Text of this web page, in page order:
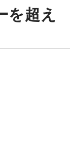
を超え